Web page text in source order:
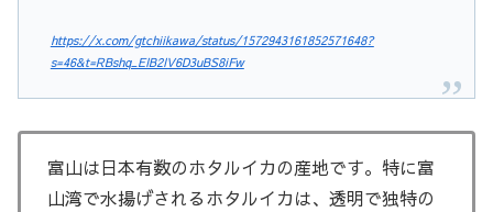
https://x.com/gtchiikawa/status/1572943161852571648?
s=46&t=RBshq_EIB2IV6D3uBS8iFw
富山は日本有数のホタルイカの産地です。特に富
山湾で水揚げされるホタルイカは、透明で独特の